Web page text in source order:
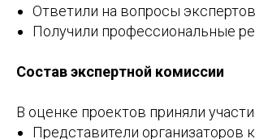
Ответили на вопросы экспертов
Получили профессиональные
Состав экспертной комиссии
В оценке проектов приняли
Представители организаторов